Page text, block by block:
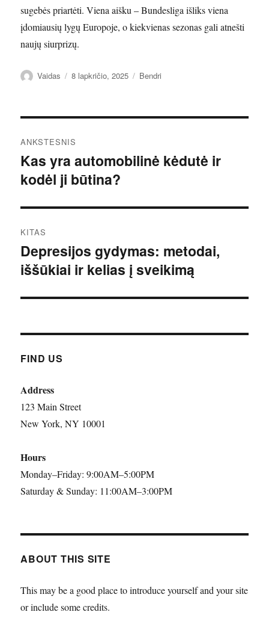
sugebės priartėti. Viena aišku – Bundesliga išliks viena
įdomiausių lygų Europoje, o kiekvienas sezonas gali atnešti
naujų siurprizų.
Autorius
Vaidas Paskelbta
8 lapkričio, 2025 Kategorijos
Bendri
tarp
įrašų
ANKSTESNIS
Ankstesnis
įrašas:
Kas yra automobilinė kėdutė ir
kodėl ji būtina?
KITAS
Kitas
įrašas:
Depresijos gydymas: metodai,
iššūkiai ir kelias į sveikimą
FIND US
Address
123 Main Street
New York, NY 10001
Hours
Monday–Friday: 9:00AM–5:00PM
Saturday & Sunday: 11:00AM–3:00PM
ABOUT THIS SITE
This may be a good place to introduce yourself and your site
or include some credits.